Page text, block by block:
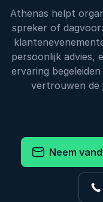
Athenas helpt
spreker of
persoonlijk advies,
ervaring
vertrouwen de
Neem